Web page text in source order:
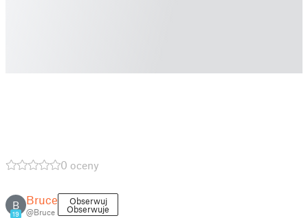
0 oceny
B
19
Bruce
@Bruce
Obserwuj
Obserwuje